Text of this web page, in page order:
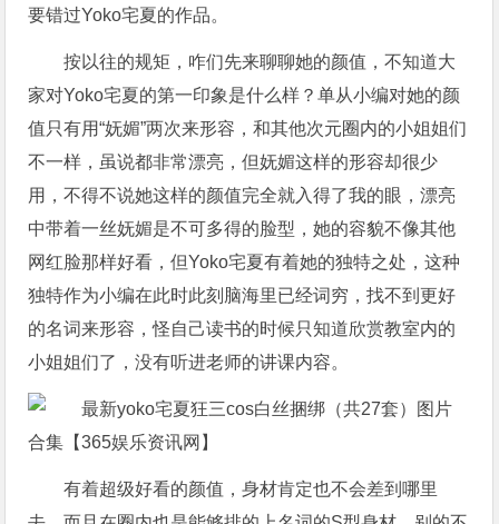
要错过Yoko宅夏的作品。
按以往的规矩，咋们先来聊聊她的颜值，不知道大
家对Yoko宅夏的第一印象是什么样？单从小编对她的颜
值只有用“妩媚”两次来形容，和其他次元圈内的小姐姐们
不一样，虽说都非常漂亮，但妩媚这样的形容却很少
用，不得不说她这样的颜值完全就入得了我的眼，漂亮
中带着一丝妩媚是不可多得的脸型，她的容貌不像其他
网红脸那样好看，但Yoko宅夏有着她的独特之处，这种
独特作为小编在此时此刻脑海里已经词穷，找不到更好
的名词来形容，怪自己读书的时候只知道欣赏教室内的
小姐姐们了，没有听进老师的讲课内容。
有着超级好看的颜值，身材肯定也不会差到哪里